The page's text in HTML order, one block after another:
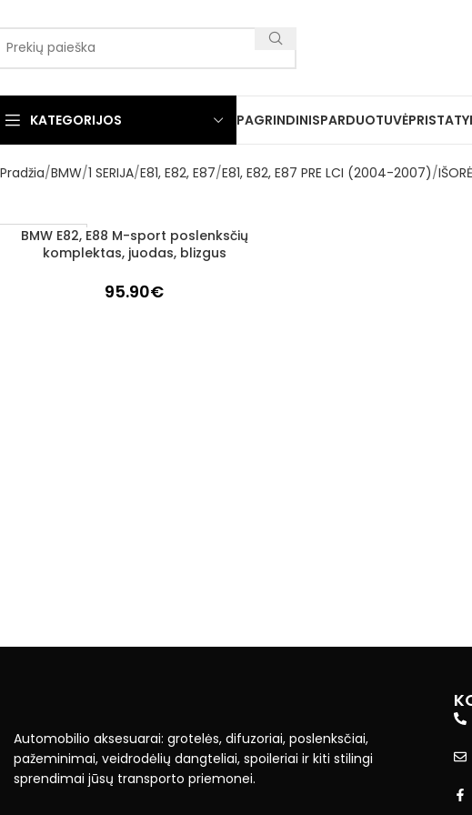
KATEGORIJOS PAGRINDINISPARDUOTUVĖ
Pradžia BMW 1 SERIJA E81, E82, E87 E81, E82, E87 PRE LCI (2004-2007)
1–3 d. d.
Į KREPŠELĮ
BMW E82, E88 M-sport poslenksčių
komplektas, juodas, blizgus
95.90€
Automobilio aksesuarai: grotelės, difuzoriai, poslenksčiai,
pažeminimai, veidrodėlių dangteliai, spoileriai ir kiti stilingi
sprendimai jūsų transporto priemonei.